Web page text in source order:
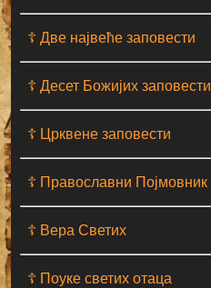
☦ Две највеће заповести
☦ Десет Божијих заповести
☦ Црквене заповести
☦ Православни Појмовник
☦ Вера Светих
☦ Поуке светих отаца